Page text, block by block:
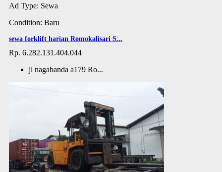
Ad Type: Sewa
Condition: Baru
sewa forklift harian Romokalisari S...
Rp. 6.282.131.404.044
jl nagabanda a179 Ro...